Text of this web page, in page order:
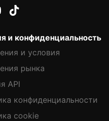
и конфиденциальность
и условия
рынка
API
конфиденциальности
cookie